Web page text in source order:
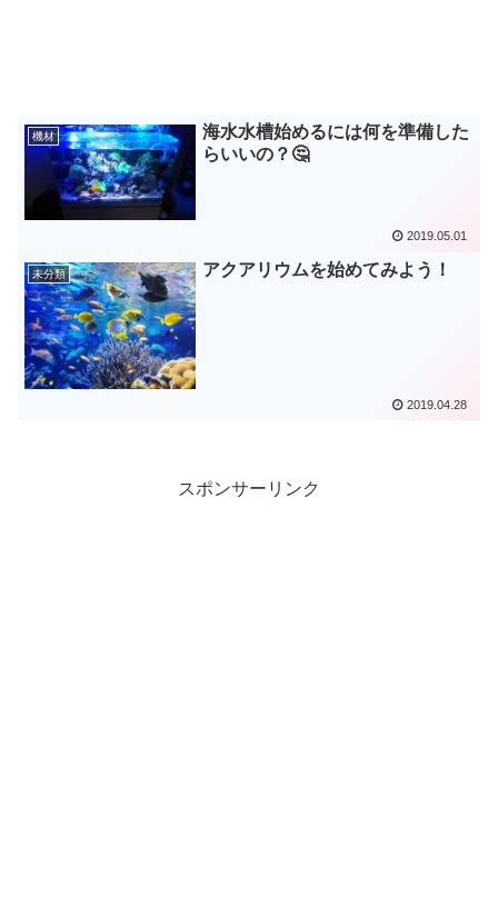
機材
海水水槽始めるには何を準備した
らいいの？🤔
2019.05.01
未分類 アクアリウムを始めてみよう！
2019.04.28
スポンサーリンク